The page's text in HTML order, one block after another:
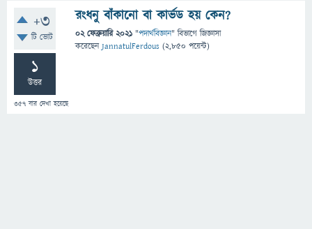
+3
টি ভোট
1
উত্তর
357 বার দেখা হয়েছে
রংধনু বাঁকানো বা কার্ভড হয় কেন?
02 ফেব্রুয়ারি 2021 "পদার্থবিজ্ঞান" বিভাগে জিজ্ঞাসা
করেছেনJannatulFerdous (2,850 পয়েন্ট)